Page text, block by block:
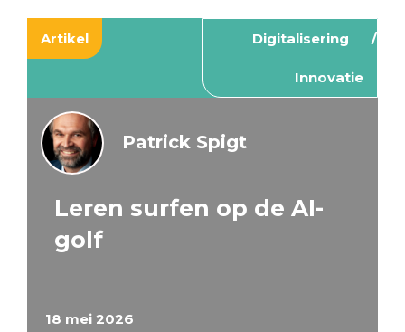
Artikel Digitalisering
Innovatie
18 mei 2026
Patrick Spigt
Leren surfen op de AI-
golf